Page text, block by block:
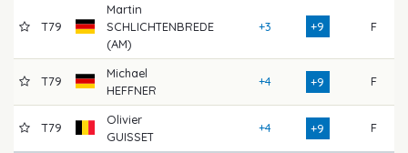
T79
Martin
SCHLICHTENBREDE
(AM)
+3 +9 F
T79
Michael
HEFFNER
+4 +9 F
T79
Olivier
GUISSET
+4 +9 F